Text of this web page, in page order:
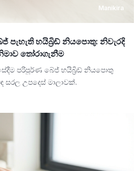
Manikira
පැහැති හයිබ්‍රිඩ් නියපොතු: නිවැරදි
තෝරාගැනීම
පරිපූර්ණ බේජ් හයිබ්‍රිඩ් නියපොතු
සරල උපදෙස් මාලාවක්.